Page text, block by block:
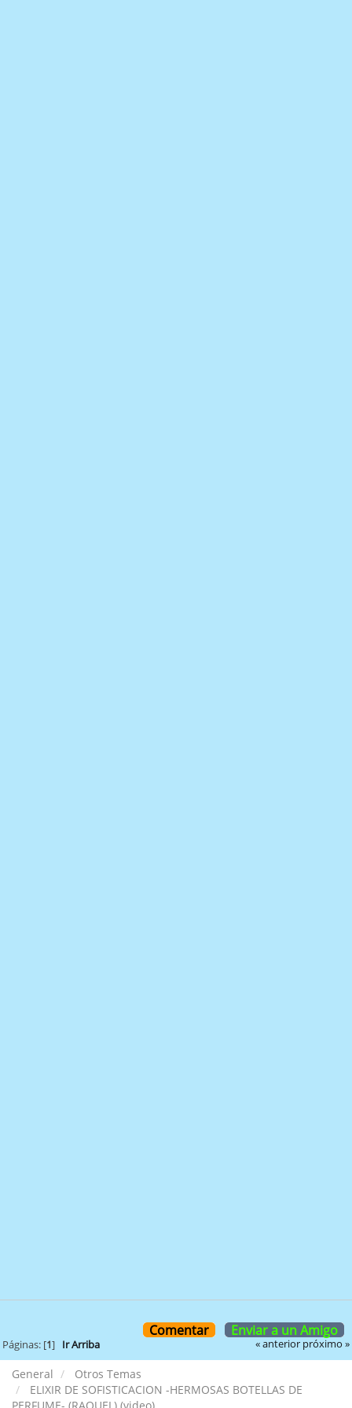
Comentar Enviar a un Amigo
Páginas: [1] Ir Arriba « anterior próximo »
General
Otros Temas
ELIXIR DE SOFISTICACION -HERMOSAS BOTELLAS DE